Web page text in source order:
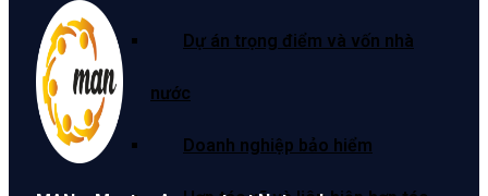
Dự án trọng điểm và vốn nhà
nước
Doanh nghiệp bảo hiểm